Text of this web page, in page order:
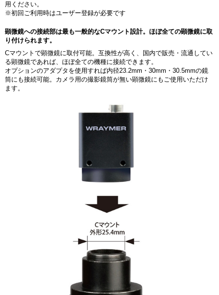
用ください。
※初回ご利用時はユーザー登録が必要です
顕微鏡への接続部は最も一般的なCマウント設計。ほぼ全ての顕微鏡に取
り付けられます。
Cマウントで顕微鏡に取付可能。互換性が高く、国内で販売・流通してい
る顕微鏡であれば、ほぼ全ての機種に接続できます。
オプションのアダプタを使用すれば内径23.2mm・30mm・30.5mmの鏡
筒にも接続可能。カメラ用の撮影鏡筒が無い顕微鏡にもご使用いただけ
ます。